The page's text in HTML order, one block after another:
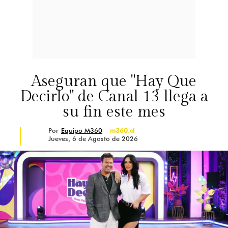
Aseguran que "Hay Que
Decirlo" de Canal 13 llega a
su fin este mes
Por Equipo M360
m360.cl
Jueves, 6 de Agosto de 2026